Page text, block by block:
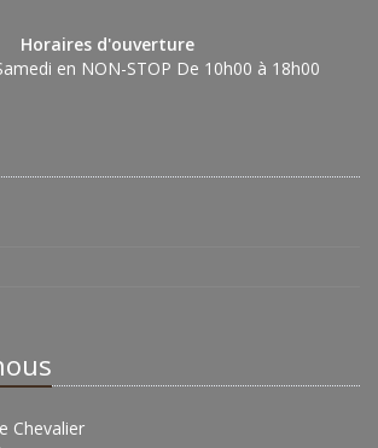
Horaires d'ouverture
en NON-STOP De 10h00 à 18h00
Chevalier